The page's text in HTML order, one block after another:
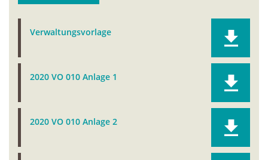
Verwaltungsvorlage
2020 VO 010 Anlage 1
2020 VO 010 Anlage 2